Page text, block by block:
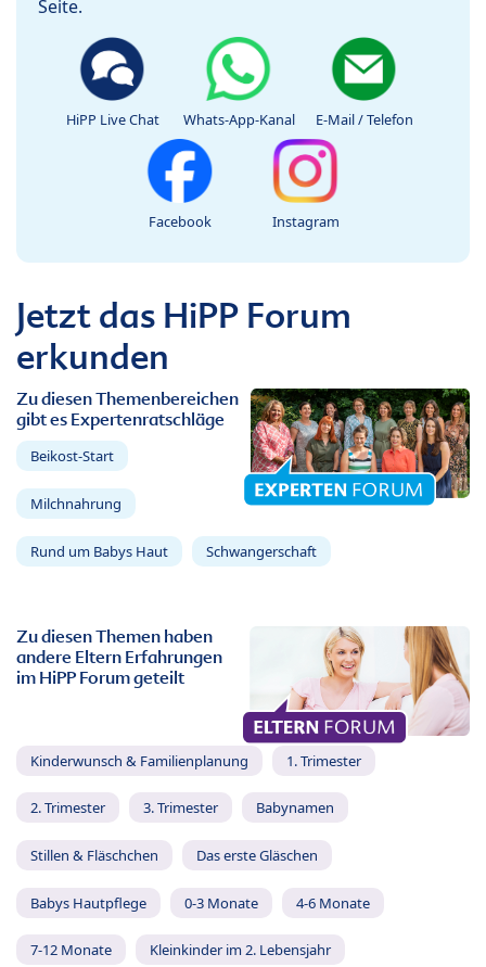
Seite.
HiPP Live Chat Whats-App-Kanal E-Mail / Telefon
Facebook Instagram
Jetzt das HiPP Forum
erkunden
Zu diesen Themenbereichen
gibt es Expertenratschläge
Beikost-Start
Milchnahrung
Rund um Babys Haut Schwangerschaft
Zu diesen Themen haben
andere Eltern Erfahrungen
im HiPP Forum geteilt
Kinderwunsch & Familienplanung 1. Trimester
2. Trimester 3. Trimester Babynamen
Stillen & Fläschchen Das erste Gläschen
Babys Hautpflege 0-3 Monate 4-6 Monate
7-12 Monate Kleinkinder im 2. Lebensjahr